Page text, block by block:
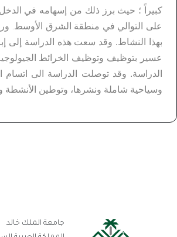
كبيراً ؛ حيث برز ذلك من إسهامه في الدخل القومي حين
على التوالي في منطقة الشرق الأوسط.
بهذا النشاط. وقد سعت هذه الدراسة إلى
عسير بتوظيف وتوظيف الخرائط
الدراسة. وقد توصلت الدراسة الى اتسام
وسياحية شاملة ونشرها، وتوطين الأنشطة
جامعة الملك خالد